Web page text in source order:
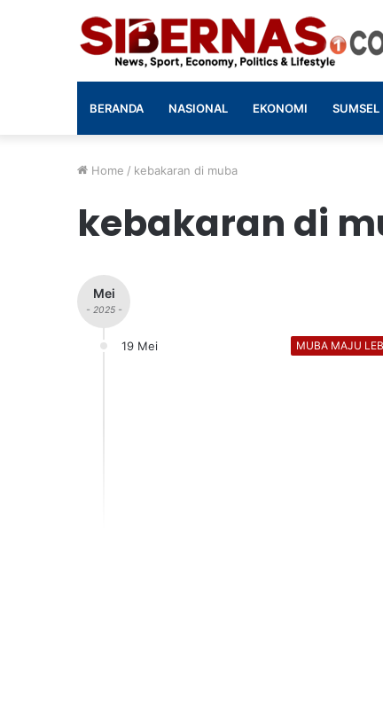
BERANDA NASIONAL EKONOMI SUMSEL
Home / kebakaran di muba
kebakaran di
Mei
- 2025 -
19 Mei MUBA MAJU